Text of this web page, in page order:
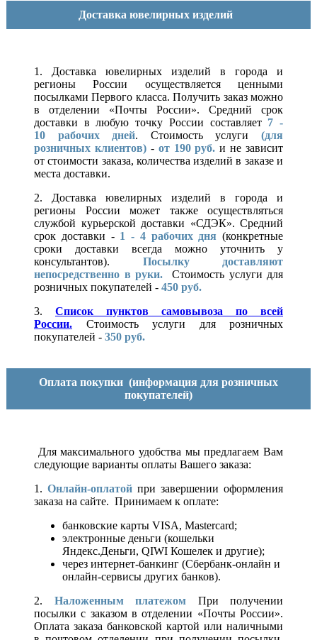
Доставка ювелирных изделий
1. Доставка ювелирных изделий в города и
регионы России осуществляется ценными
посылками Первого класса. Получить заказ можно
в отделении «Почты России». Средний срок
доставки в любую точку России составляет 7 -
10 рабочих дней. Стоимость услуги(для
розничных клиентов)- от 190 руб. и не зависит
от стоимости заказа, количества изделий в заказе и
места доставки.
2. Доставка ювелирных изделий в города и
регионы России может также осуществляться
службой курьерской доставки «СДЭК». Средний
срок доставки - 1 - 4 рабочих дня (конкретные
сроки доставки всегда можно уточнить у
консультантов). Посылку доставляют
непосредственно в руки.
Стоимость услуги для
розничных покупателей - 450 руб.
3. Список пунктов самовывоза по всей
России.
Стоимость услуги для розничных
покупателей - 350 руб.
Оплата покупки (информация для розничных
покупателей)
Для максимального удобства мы предлагаем Вам
следующие варианты оплаты Вашего заказа:
1. Онлайн-оплатой при завершении оформления
заказа на сайте. Принимаем к оплате:
банковские карты VISA, Mastercard;
электронные деньги (кошельки
Яндекс.Деньги, QIWI Кошелек и другие);
через интернет-банкинг (Сбербанк-онлайн и
онлайн-сервисы других банков).
2. Наложенным платежом При получении
посылки с заказом в отделении «Почты России».
Оплата заказа банковской картой или наличными